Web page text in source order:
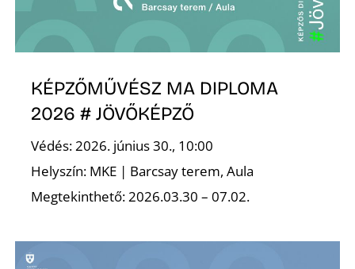
KÉPZŐMŰVÉSZ MA DIPLOMA
2026 # JÖVŐKÉPZŐ
Védés: 2026. június 30., 10:00
Helyszín: MKE | Barcsay terem, Aula
Megtekinthető: 2026.03.30 – 07.02.